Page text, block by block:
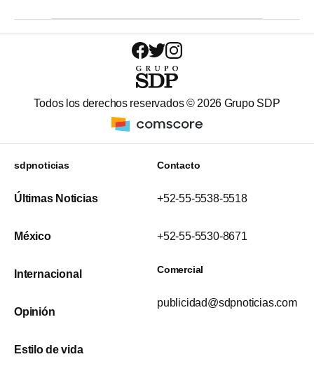
Todos los derechos reservados © 2026 Grupo SDP
sdpnoticias
Últimas Noticias
México
Internacional
Opinión
Estilo de vida
Contacto
+52-55-5538-5518
+52-55-5530-8671
Comercial
publicidad@sdpnoticias.com